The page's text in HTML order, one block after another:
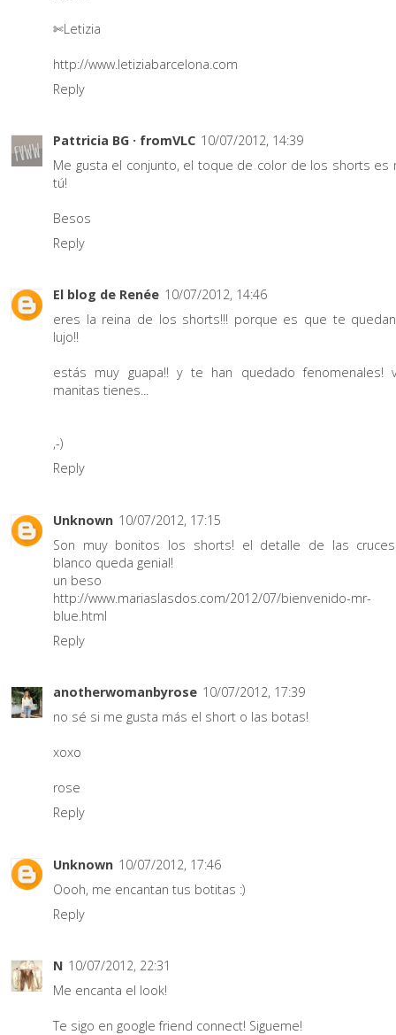
✄Letizia
http://www.letiziabarcelona.com
Reply
Pattricia BG · fromVLC 10/07/2012, 14:39
Me gusta el conjunto, el toque de color de los shorts es
tú!
Besos
Reply
El blog de Renée 10/07/2012, 14:46
eres la reina de los shorts!!! porque es que te
lujo!!
estás muy guapa!! y te han quedado fenomenales!
manitas tienes...
,-)
Reply
Unknown 10/07/2012, 17:15
Son muy bonitos los shorts! el detalle de las
blanco queda genial!
un beso
http://www.mariaslasdos.com/2012/07/bienvenido-mr-
blue.html
Reply
anotherwomanbyrose 10/07/2012, 17:39
no sé si me gusta más el short o las botas!
xoxo
rose
Reply
Unknown 10/07/2012, 17:46
Oooh, me encantan tus botitas :)
Reply
N 10/07/2012, 22:31
Me encanta el look!
Te sigo en google friend connect! Sigueme!